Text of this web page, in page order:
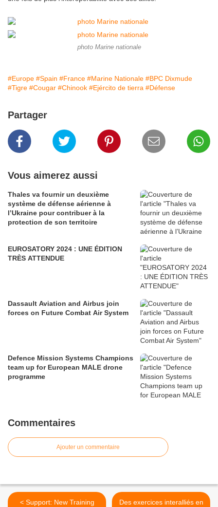
photo Marine nationale
#Europe #Spain #France #Marine Nationale #BPC Dixmude
#Tigre #Cougar #Chinook #Ejército de tierra #Défense
Partager
Vous aimerez aussi
Thales va fournir un deuxième
système de défense aérienne à
l’Ukraine pour contribuer à la
protection de son territoire
EUROSATORY 2024 : UNE ÉDITION
TRÈS ATTENDUE
Dassault Aviation and Airbus join
forces on Future Combat Air System
Defence Mission Systems Champions
team up for European MALE drone
programme
Commentaires
Ajouter un commentaire
< Support: New Training
Des exercices interalliés en